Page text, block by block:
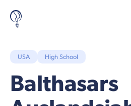
USA High School
Balthasars